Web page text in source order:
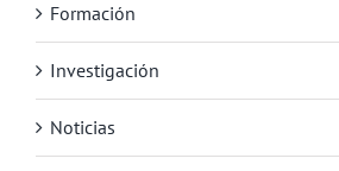
Formación
Investigación
Noticias